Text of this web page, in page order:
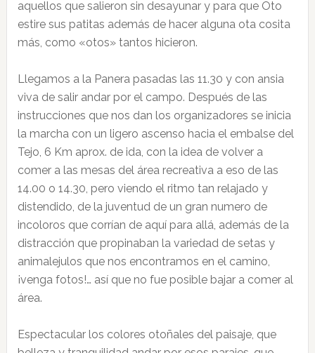
aquellos que salieron sin desayunar y para que Oto
estire sus patitas además de hacer alguna ota cosita
más, como «otos» tantos hicieron.
Llegamos a la Panera pasadas las 11.30 y con ansia
viva de salir andar por el campo. Después de las
instrucciones que nos dan los organizadores se inicia
la marcha con un ligero ascenso hacia el embalse del
Tejo, 6 Km aprox. de ida, con la idea de volver a
comer a las mesas del área recreativa a eso de las
14.00 o 14.30, pero viendo el ritmo tan relajado y
distendido, de la juventud de un gran numero de
incoloros que corrían de aquí para allá, además de la
distracción que propinaban la variedad de setas y
animalejulos que nos encontramos en el camino,
¡venga fotos!… así que no fue posible bajar a comer al
área.
Espectacular los colores otoñales del paisaje, que